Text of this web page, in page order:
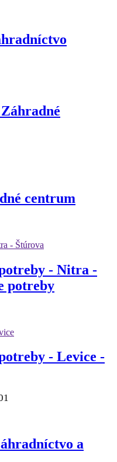
centrum
- Nitra -
potreby
- Levice -
a